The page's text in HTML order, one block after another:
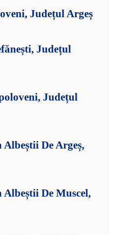
Județul Argeș
Județul
Județul
De Argeș,
De Muscel,